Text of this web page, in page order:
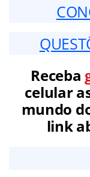
Receba
celular
mundo
link